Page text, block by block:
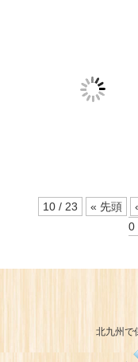
10 / 23 « 先頭
0
北九州で